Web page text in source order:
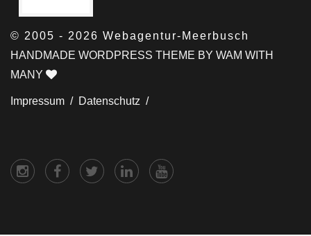
© 2005 - 2026 Webagentur-Meerbusch
HANDMADE WORDPRESS THEME BY WAM WITH
MANY
Impressum / Datenschutz /